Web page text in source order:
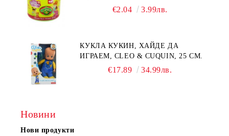
€2.04 3.99лв.
КУКЛА КУКИН, ХАЙДЕ ДА
ИГРАЕМ, CLEO & CUQUIN, 25 СМ.
€17.89 34.99лв.
Новини
Нови продукти